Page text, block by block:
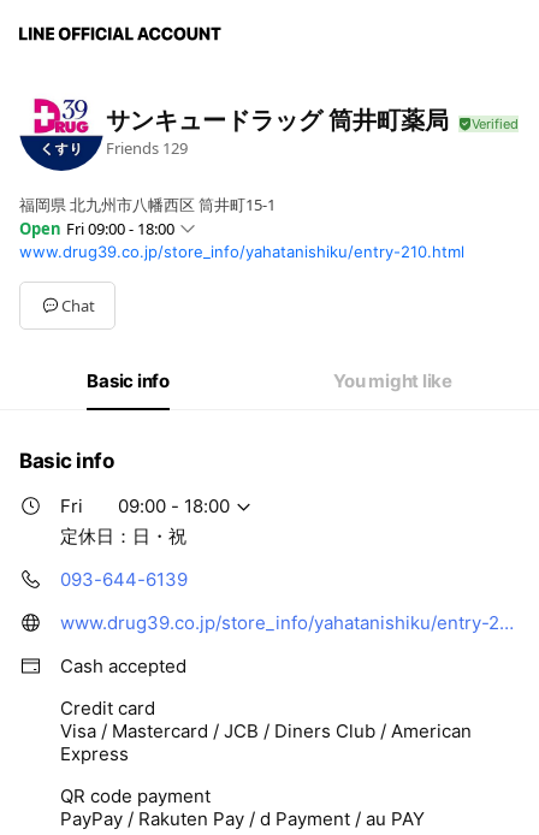
サンキュードラッグ 筒井町薬局
Friends 129
福岡県 北九州市八幡西区 筒井町15-1
Open Fri 09:00 - 18:00
SunClosed
Mon09:00 - 18:00
Tue09:00 - 18:00
Wed09:00 - 18:00
09:00 - 18:00
09:00 - 13:00
定休日：日・祝
www.drug39.co.jp/store_info/yahatanishiku/entry-210.html
Chat
Basic info You might like
Basic info
Fri
09:00 - 18:00
定休日：日・祝
093-644-6139
www.drug39.co.jp/store_info/yahatanishiku/entry-210.html
Cash accepted
Credit card
Visa / Mastercard / JCB / Diners Club / American
Express
QR code payment
PayPay / Rakuten Pay / d Payment / au PAY